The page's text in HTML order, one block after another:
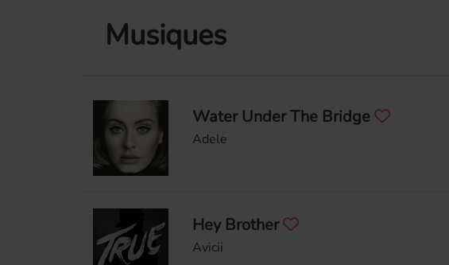
Musiques
Water Under The Bridge
Adele
Hey Brother
Avicii